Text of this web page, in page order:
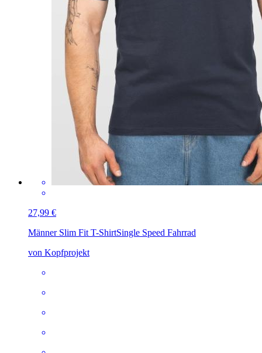
27,99 €
Männer Slim Fit T-ShirtSingle Speed Fahrrad
von Kopfprojekt